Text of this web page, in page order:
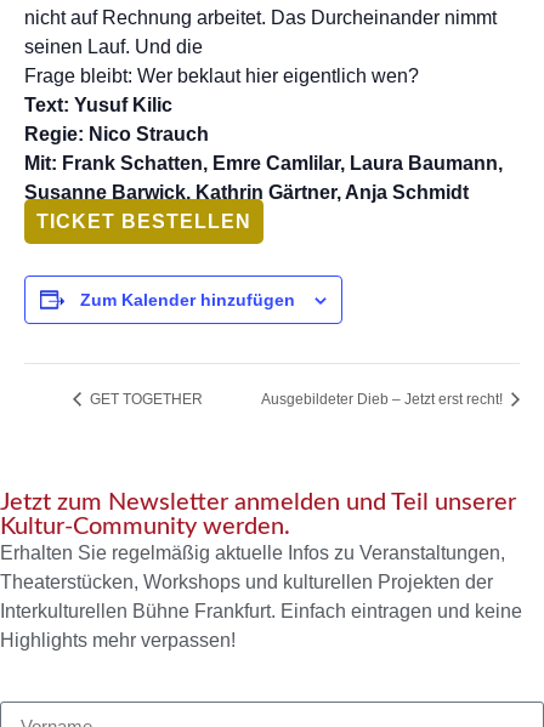
nicht auf Rechnung arbeitet. Das Durcheinander nimmt
seinen Lauf. Und die
Frage bleibt: Wer beklaut hier eigentlich wen?
Text: Yusuf Kilic
Regie: Nico Strauch
Mit: Frank Schatten, Emre Camlilar, Laura Baumann,
Susanne Barwick, Kathrin Gärtner, Anja Schmidt
TICKET BESTELLEN
Zum Kalender hinzufügen
GET TOGETHER Ausgebildeter Dieb – Jetzt erst recht!
Jetzt zum Newsletter anmelden und Teil unserer
Kultur-Community werden.
Erhalten Sie regelmäßig aktuelle Infos zu Veranstaltungen,
Theaterstücken, Workshops und kulturellen Projekten der
Interkulturellen Bühne Frankfurt. Einfach eintragen und keine
Highlights mehr verpassen!